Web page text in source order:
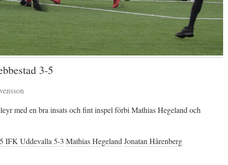
3-5
med en bra insats och fint inspel förbi Mathias Hegeland och
IFK Uddevalla 5-3 Mathias Hegeland Jonatan Hårenberg